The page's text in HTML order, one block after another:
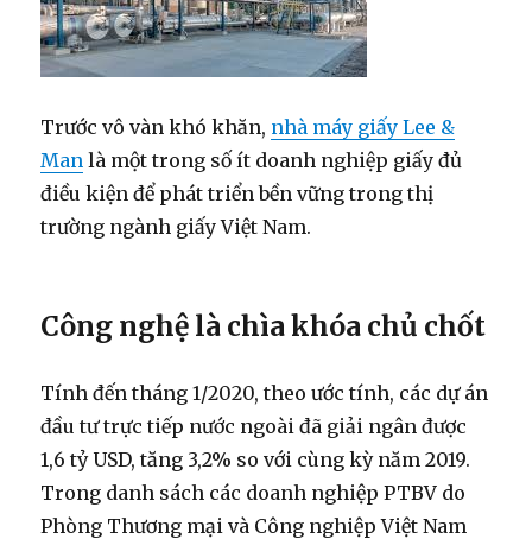
Trước vô vàn khó khăn, nhà máy giấy Lee &
Man là một trong số ít doanh nghiệp giấy đủ
điều kiện để phát triển bền vững trong thị
trường ngành giấy Việt Nam.
Công nghệ là chìa khóa chủ chốt
Tính đến tháng 1/2020, theo ước tính, các dự án
đầu tư trực tiếp nước ngoài đã giải ngân được
1,6 tỷ USD, tăng 3,2% so với cùng kỳ năm 2019.
Trong danh sách các doanh nghiệp PTBV do
Phòng Thương mại và Công nghiệp Việt Nam